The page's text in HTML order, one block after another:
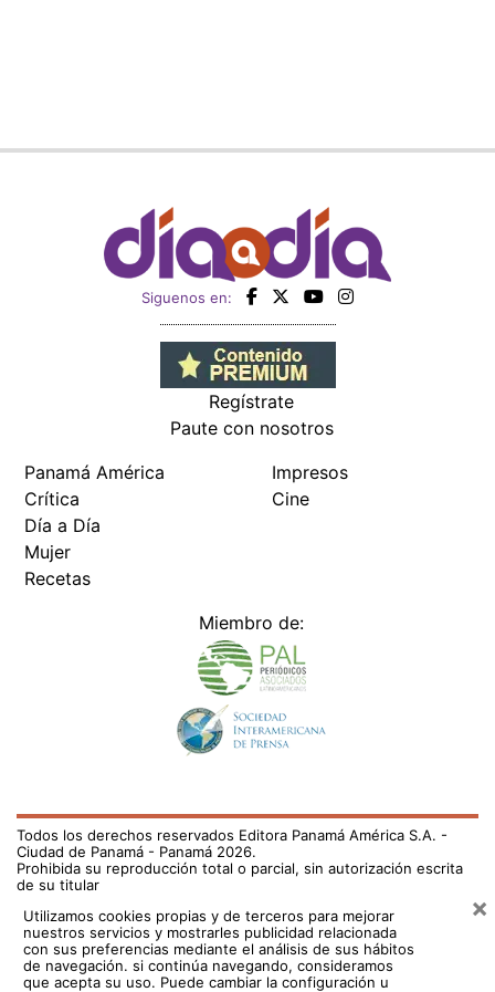
Siguenos en:
Regístrate
Paute con nosotros
Panamá América
Crítica
Día a Día
Mujer
Recetas
Impresos
Cine
Miembro de:
Todos los derechos reservados Editora Panamá América S.A. -
Ciudad de Panamá - Panamá 2026.
Prohibida su reproducción total o parcial, sin autorización escrita
de su titular
Utilizamos cookies propias y de terceros para mejorar
nuestros servicios y mostrarles publicidad relacionada
con sus preferencias mediante el análisis de sus hábitos
de navegación. si continúa navegando, consideramos
que acepta su uso. Puede cambiar la configuración u
×